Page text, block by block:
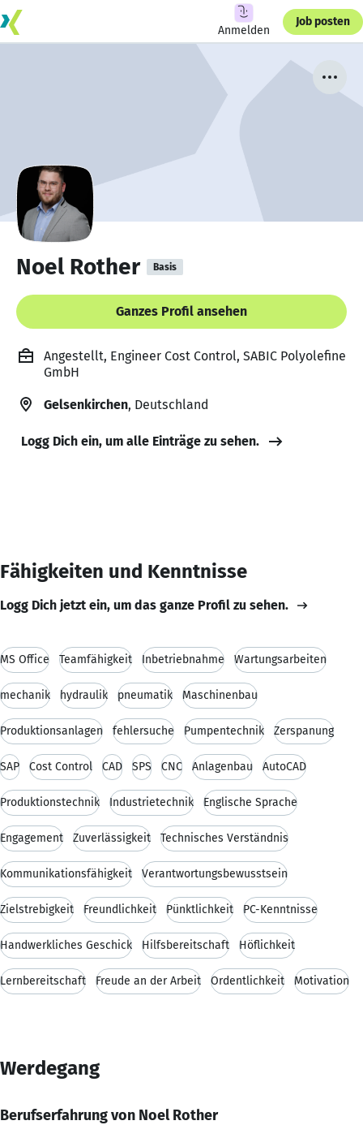
Anmelden
Job posten
Noel Rother Basis
Ganzes Profil ansehen
Angestellt, Engineer Cost Control, SABIC Polyolefine
GmbH
Gelsenkirchen, Deutschland
Logg Dich ein, um alle Einträge zu sehen.
Fähigkeiten und Kenntnisse
Logg Dich jetzt ein, um das ganze Profil zu sehen.
MS Office Teamfähigkeit Inbetriebnahme Wartungsarbeiten
mechanik hydraulik pneumatik Maschinenbau
Produktionsanlagen fehlersuche Pumpentechnik Zerspanung
SAP Cost Control CAD SPS CNC Anlagenbau AutoCAD
Produktionstechnik Industrietechnik Englische Sprache
Engagement Zuverlässigkeit Technisches Verständnis
Kommunikationsfähigkeit Verantwortungsbewusstsein
Zielstrebigkeit Freundlichkeit Pünktlichkeit PC-Kenntnisse
Handwerkliches Geschick Hilfsbereitschaft Höflichkeit
Lernbereitschaft Freude an der Arbeit Ordentlichkeit Motivation
Werdegang
Berufserfahrung von Noel Rother